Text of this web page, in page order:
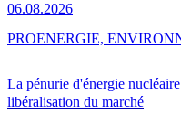
06.08.2026
La pénurie d'énergie
libéralisation du marché
PROENERGIE,